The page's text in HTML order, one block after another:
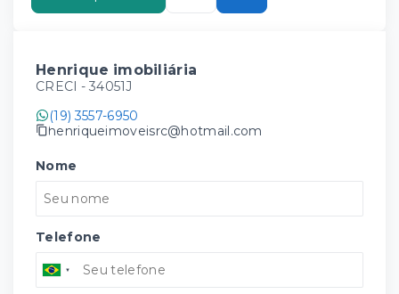
Henrique imobiliária
CRECI - 34051J
(19) 3557-6950
henriqueimoveisrc@hotmail.com
Nome
Telefone